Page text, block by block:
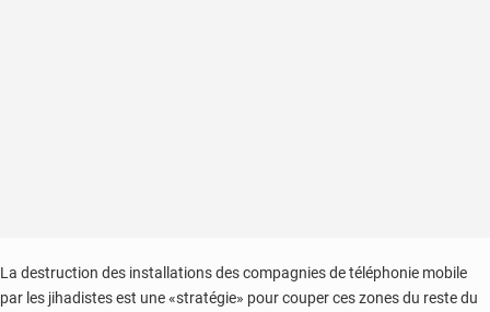
La destruction des installations des compagnies de téléphonie mobile
par les jihadistes est une «stratégie» pour couper ces zones du reste du